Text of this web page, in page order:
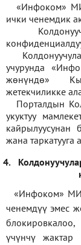
«Инфоком»
ички ченемдик
учурунда
жөнүндө»
жетекчиликке
Порталдын
укуктуу
кайрылуусунан
жана таркатууга
4.
«Инфоком»
ченемдүү эмес
үчүнчү